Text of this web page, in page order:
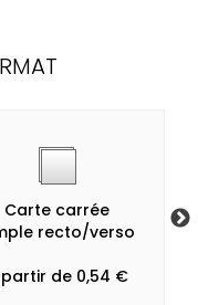
Carte carrée
recto/verso
partir de 0,54 €